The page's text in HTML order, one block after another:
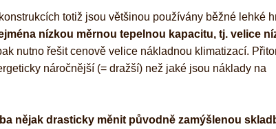
totiž jsou většinou používány běžné lehké
nízkou měrnou tepelnou kapacitu, tj. velice
nutno řešit cenově velice nákladnou klimatizací.
náročnější (= dražší) než jaké jsou náklady na
nějak drasticky měnit původně zamýšlenou